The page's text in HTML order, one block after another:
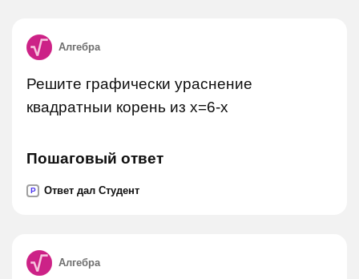
Алгебра
Решите графически ураснение
квадратныи корень из x=6-х
Пошаговый ответ
P Ответ дал Студент
Алгебра